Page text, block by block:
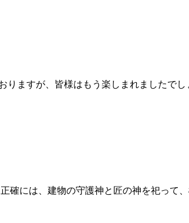
りますが、皆様はもう楽しまれましたで
確には、建物の守護神と匠の神を祀って